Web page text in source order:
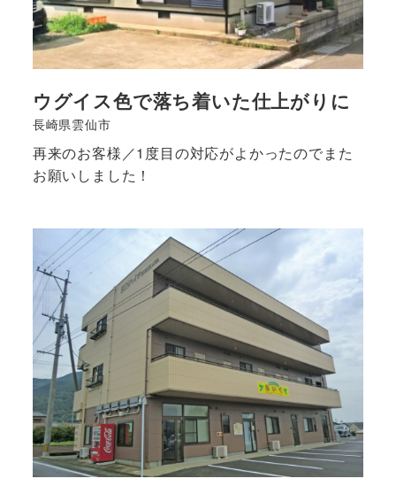
ウグイス色で落ち着いた仕上がりに
長崎県雲仙市
再来のお客様／1度目の対応がよかったのでまた
お願いしました！
詳
細
は
こ
ち
ら
</strong>